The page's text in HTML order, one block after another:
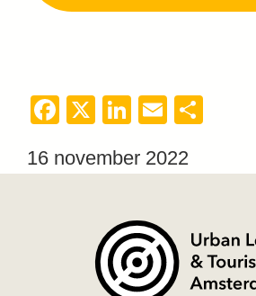
Facebook
X LinkedIn
Email
16 november 2022